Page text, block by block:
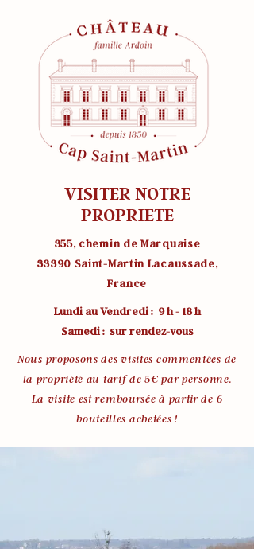
VISITER NOTRE
PROPRIETE
355, chemin de Marquaise
33390 Saint-Martin Lacaussade,
France
Lundi au Vendredi : 9 h - 18 h
Samedi : sur rendez-vous
Nous proposons des visites commentées de
la propriété au tarif de 5€ par personne.
La visite est remboursée à partir de 6
bouteilles achetées !